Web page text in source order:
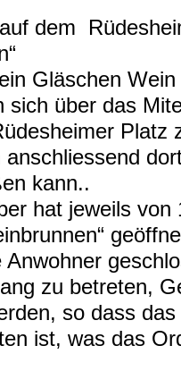
dem
Gläschen
sich über das
Platz
kann..
hat jeweils von
zu betreten,
so dass
ist, was das